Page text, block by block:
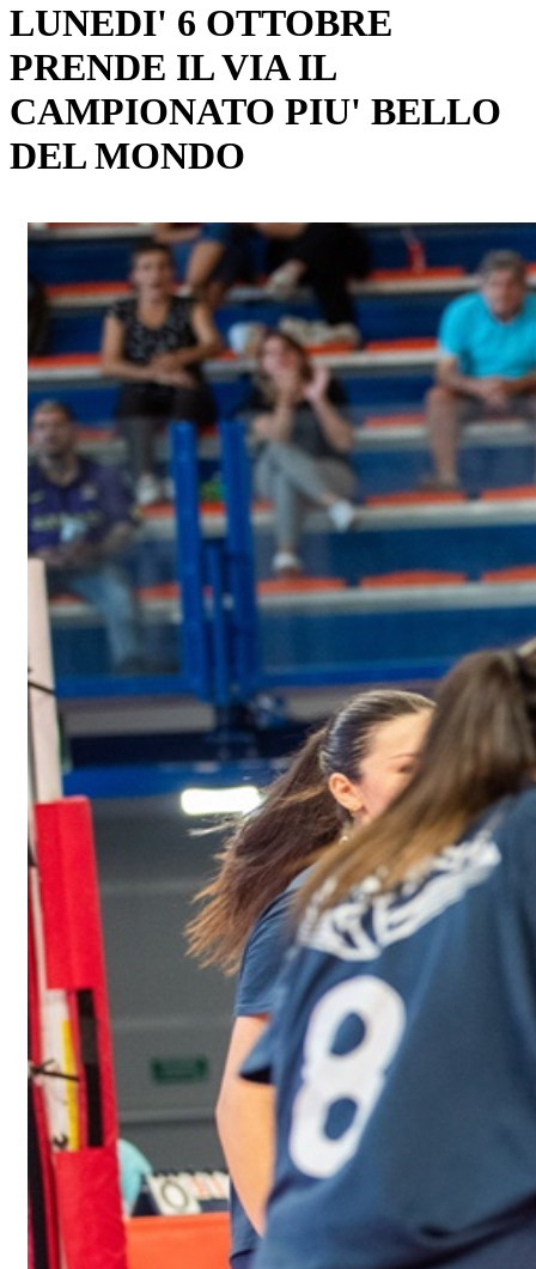
LUNEDI' 6 OTTOBRE
PRENDE IL VIA IL
CAMPIONATO PIU' BELLO
DEL MONDO